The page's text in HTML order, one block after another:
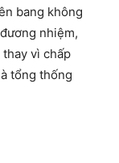
bang không
nhiệm,
vì chấp
tổng thống